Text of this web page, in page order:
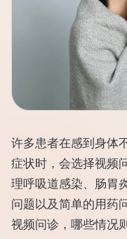
许多患者在感到身体
症状时，会选择视频
理呼吸道感染、肠胃
问题以及简单的用药
视频问诊，哪些情况